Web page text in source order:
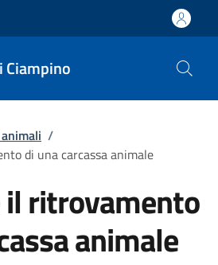
Ciampino
/
di una carcassa animale
il ritrovamento
animale